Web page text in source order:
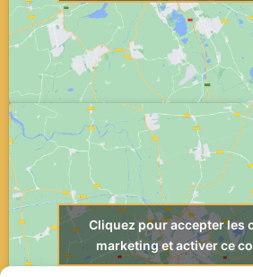
Cliquez pour accepter les
marketing et activer ce